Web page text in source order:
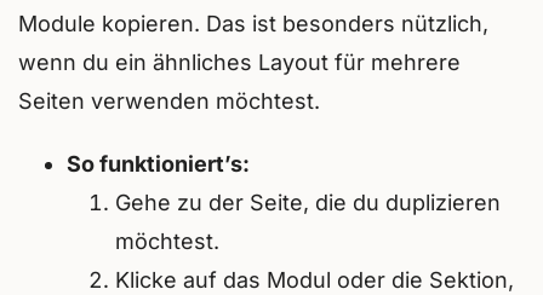
Module kopieren. Das ist besonders nützlich,
wenn du ein ähnliches Layout für mehrere
Seiten verwenden möchtest.
So funktioniert’s:
Gehe zu der Seite, die du duplizieren
möchtest.
Klicke auf das Modul oder die Sektion,